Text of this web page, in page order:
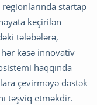
regionlarında startap
keçirilən
tələbələrə,
kəsə innovativ
haqqında
çevirməyə dəstək
təşviq etməkdir.